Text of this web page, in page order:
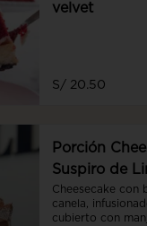
velvet
S/ 20.50
Porción
Suspiro de
Cheesecake con
canela,
cubierto con